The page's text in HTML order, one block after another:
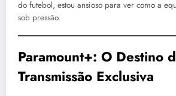
do futebol, estou ansioso para ver como a
sob pressão.
Paramount+: O Destino
Transmissão Exclusiva